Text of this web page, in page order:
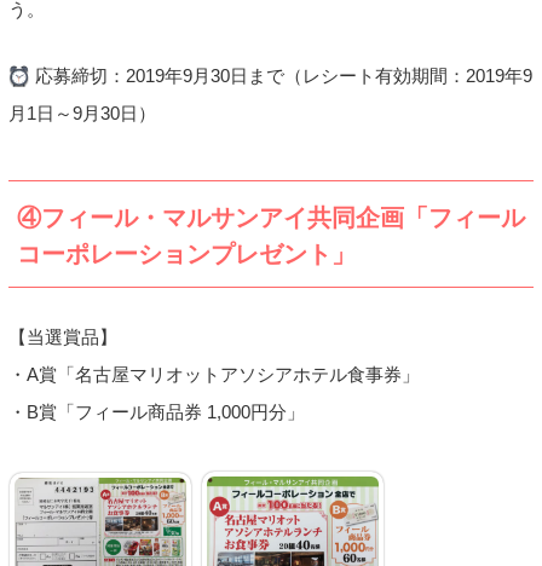
う。
応募締切：2019年9月30日まで（レシート有効期間：2019年9
月1日～9月30日）
④フィール・マルサンアイ共同企画「フィール
コーポレーションプレゼント」
【当選賞品】
・A賞「名古屋マリオットアソシアホテル食事券」
・B賞「フィール商品券 1,000円分」